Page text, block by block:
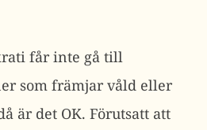
får inte gå till
som främjar våld eller
är det OK. Förutsatt att